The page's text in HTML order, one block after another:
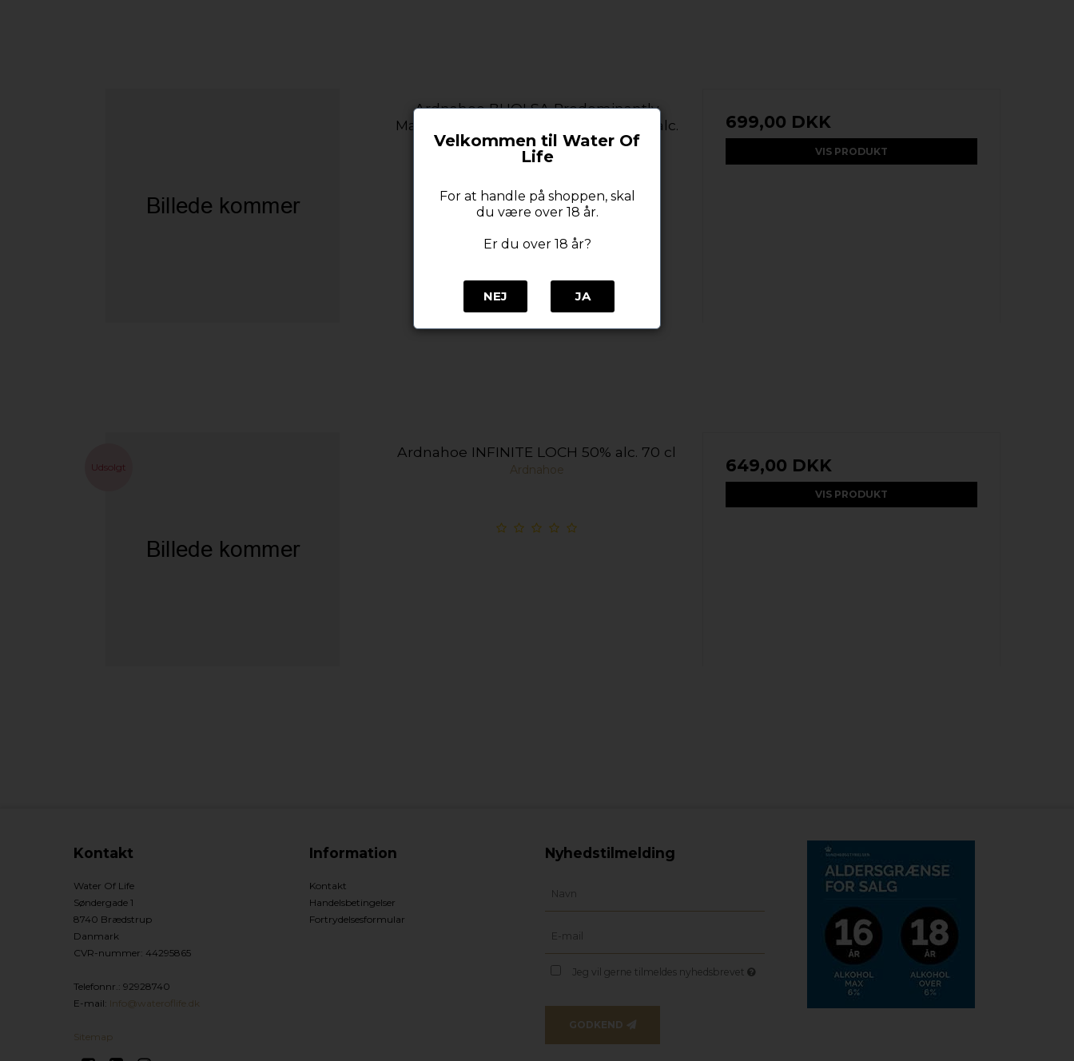
Ardnahoe BHOLSA Predominantly
Matured in Oloroso Sherry Cask 50% alc.
70 cl
Ardnahoe
699,00 DKK
VIS PRODUKT
Udsolgt
Ardnahoe INFINITE LOCH 50% alc. 70 cl
Ardnahoe 649,00 DKK
VIS PRODUKT
Kontakt
Water Of Life
Søndergade 1
8740 Brædstrup
Danmark
CVR-nummer: 44295865
Telefonnr.: 92928740
E-mail: Info@wateroflife.dk
Sitemap
Information
Kontakt
Handelsbetingelser
Fortrydelsesformular
Nyhedstilmelding
Jeg vil gerne tilmeldes nyhedsbrevet
GODKEND
Velkommen til Water Of
Life
For at handle på shoppen, skal
du være over 18 år.
Er du over 18 år?
NEJ JA